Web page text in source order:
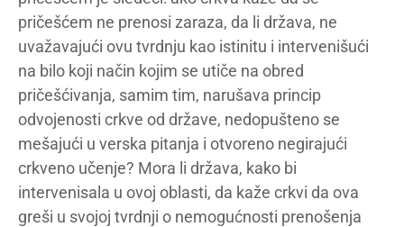
pričešćem ne prenosi zaraza, da li država, ne
uvažavajući ovu tvrdnju kao istinitu i intervenišući
na bilo koji način kojim se utiče na obred
pričešćivanja, samim tim, narušava princip
odvojenosti crkve od države, nedopušteno se
mešajući u verska pitanja i otvoreno negirajući
crkveno učenje? Mora li država, kako bi
intervenisala u ovoj oblasti, da kaže crkvi da ova
greši u svojoj tvrdnji o nemogućnosti prenošenja